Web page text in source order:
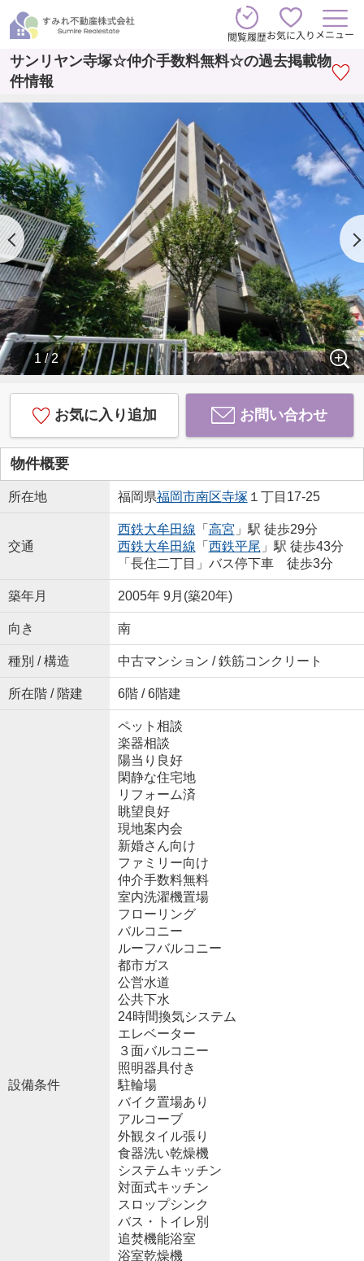
閲覧履歴お気に入り メニュー
サンリヤン寺塚☆仲介手数料無料☆の過去掲載物
件情報
1 / 2
お気に入り追加 お問い合わせ
物件概要
所在地 福岡県福岡市南区寺塚 １丁目17-25
交通
西鉄大牟田線 「 高宮 」駅 徒歩29分
西鉄大牟田線 「 西鉄平尾 」駅 徒歩43分
「長住二丁目」バス停下車 徒歩3分
築年月 2005年 9月(築20年)
向き 南
種別 / 構造 中古マンション / 鉄筋コンクリート
所在階 / 階建 6階 / 6階建
設備条件
ペット相談
楽器相談
陽当り良好
閑静な住宅地
リフォーム済
眺望良好
現地案内会
新婚さん向け
ファミリー向け
仲介手数料無料
室内洗濯機置場
フローリング
バルコニー
ルーフバルコニー
都市ガス
公営水道
公共下水
24時間換気システム
エレベーター
３面バルコニー
照明器具付き
駐輪場
バイク置場あり
アルコーブ
外観タイル張り
食器洗い乾燥機
システムキッチン
対面式キッチン
スロップシンク
バス・トイレ別
追焚機能浴室
浴室乾燥機